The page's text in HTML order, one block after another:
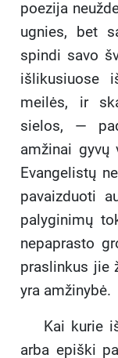
poezija
ugnies, bet
spindi savo
išlikusiuose
meilės, ir
sielos, —
amžinai gyvų
Evangelistų
pavaizduoti
palyginimų
nepaprasto
praslinkus jie
yra amžinybė.
Kai kurie
arba epiški